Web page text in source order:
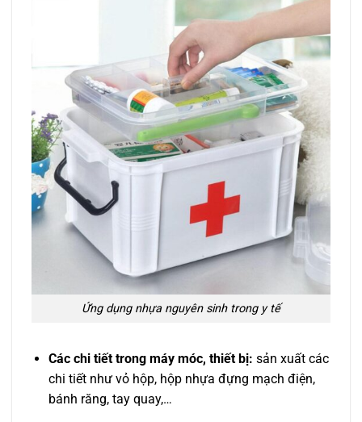
Ứng dụng nhựa nguyên sinh trong y tế
Các chi tiết trong máy móc, thiết bị: sản xuất các
chi tiết như vỏ hộp, hộp nhựa đựng mạch điện,
bánh răng, tay quay,…